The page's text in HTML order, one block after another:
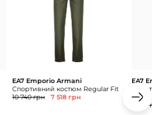
EA7 Emporio Armani
Спортивний костюм Regular Fit
10 740 грн
7 518 грн
EA7
11